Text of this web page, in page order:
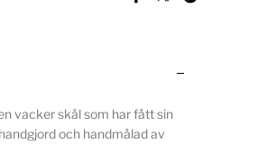
vacker skål som har fått sin
och handmålad av